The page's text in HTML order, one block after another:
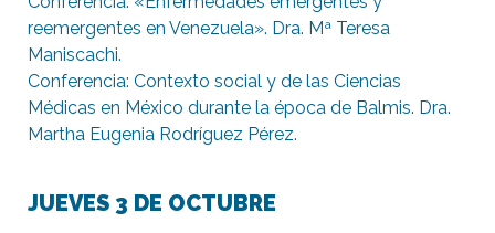
reemergentes en Venezuela». Dra. Mª Teresa
Maniscachi.
Conferencia: Contexto social y de las Ciencias
Médicas en México durante la época de Balmis. Dra.
Martha Eugenia Rodríguez Pérez.
JUEVES 3 DE OCTUBRE